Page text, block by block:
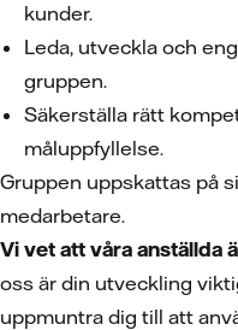
kunder.
Leda, utveckla och
gruppen.
Säkerställa rätt
måluppfyllelse.
Gruppen uppskattas på
medarbetare.
Vi vet att våra anställda
oss är din utveckling
uppmuntra dig till att